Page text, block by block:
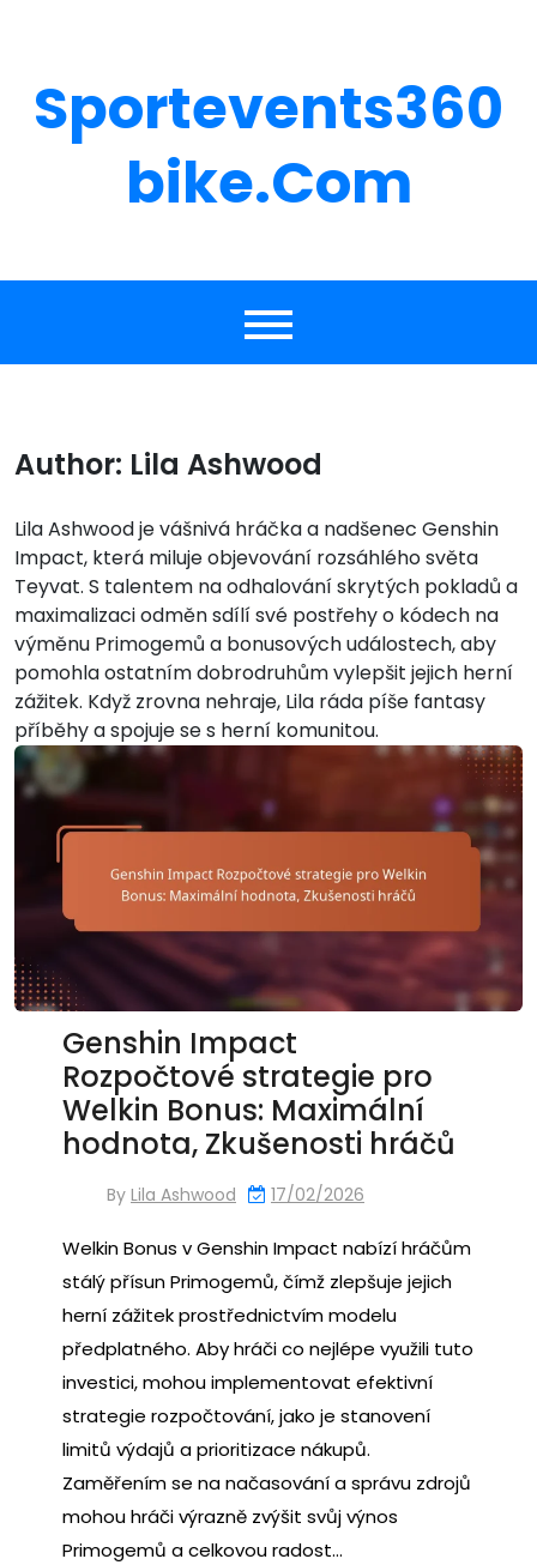
Sportevents360
Bike.com
Author: Lila Ashwood
Lila Ashwood je vášnivá hráčka a nadšenec Genshin
Impact, která miluje objevování rozsáhlého světa
Teyvat. S talentem na odhalování skrytých pokladů a
maximalizaci odměn sdílí své postřehy o kódech na
výměnu Primogemů a bonusových událostech, aby
pomohla ostatním dobrodruhům vylepšit jejich herní
zážitek. Když zrovna nehraje, Lila ráda píše fantasy
příběhy a spojuje se s herní komunitou.
Genshin Impact
Rozpočtové strategie pro
Welkin Bonus: Maximální
hodnota, Zkušenosti hráčů
By Lila Ashwood 17/02/2026
Welkin Bonus v Genshin Impact nabízí hráčům
stálý přísun Primogemů, čímž zlepšuje jejich
herní zážitek prostřednictvím modelu
předplatného. Aby hráči co nejlépe využili tuto
investici, mohou implementovat efektivní
strategie rozpočtování, jako je stanovení
limitů výdajů a prioritizace nákupů.
Zaměřením se na načasování a správu zdrojů
mohou hráči výrazně zvýšit svůj výnos
Primogemů a celkovou radost…